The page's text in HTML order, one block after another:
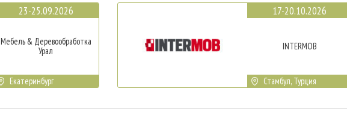
23-25.09.2026
Мебель & Деревообработка
Урал
Екатеринбург
17-20.10.2026
INTERMOB
Стамбул, Турция